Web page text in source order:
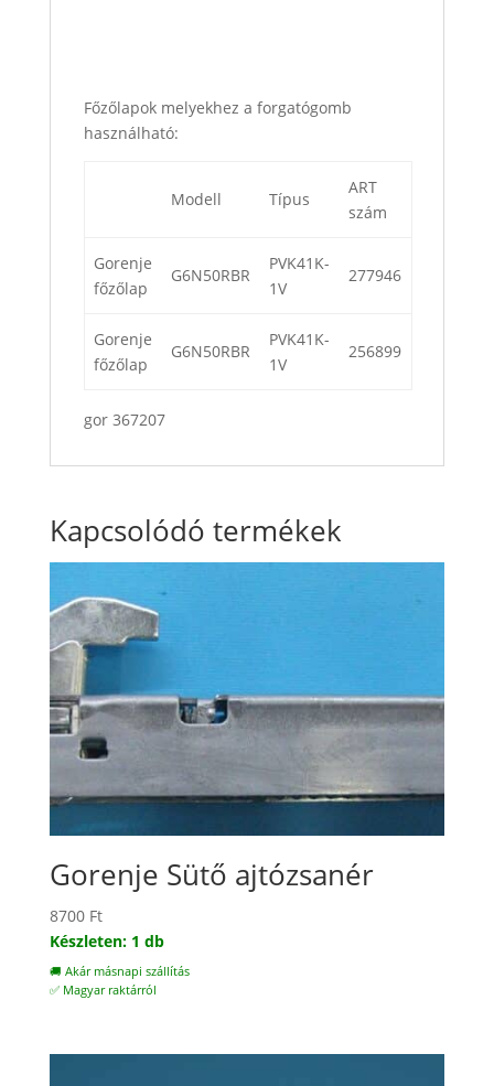
Főzőlapok melyekhez a forgatógomb
használható:
Modell Típus
ART
szám
Gorenje
főzőlap
G6N50RBR
PVK41K-
1V
277946
Gorenje
főzőlap
G6N50RBR
PVK41K-
1V
256899
gor 367207
Kapcsolódó termékek
Gorenje Sütő ajtózsanér
8700 Ft
Készleten: 1 db
🚚 Akár másnapi szállítás
✅ Magyar raktárról